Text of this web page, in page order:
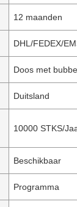
12 maanden
DHL/FEDEX/
Doos met
Duitsland
10000 STKS/
Beschikbaar
Programma